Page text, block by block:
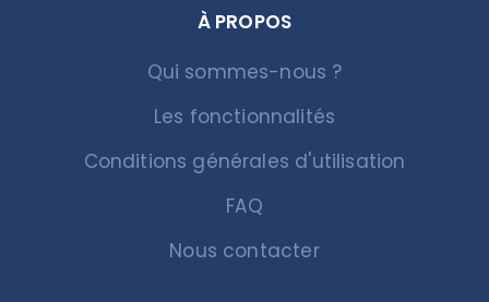
À PROPOS
Qui sommes-nous ?
Les fonctionnalités
Conditions générales d'utilisation
FAQ
Nous contacter